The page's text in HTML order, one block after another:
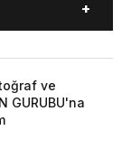
KÜLTÜR
ve
GURUBU'na